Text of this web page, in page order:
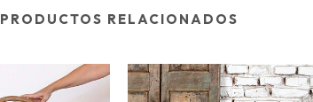
PRODUCTOS RELACIONADOS